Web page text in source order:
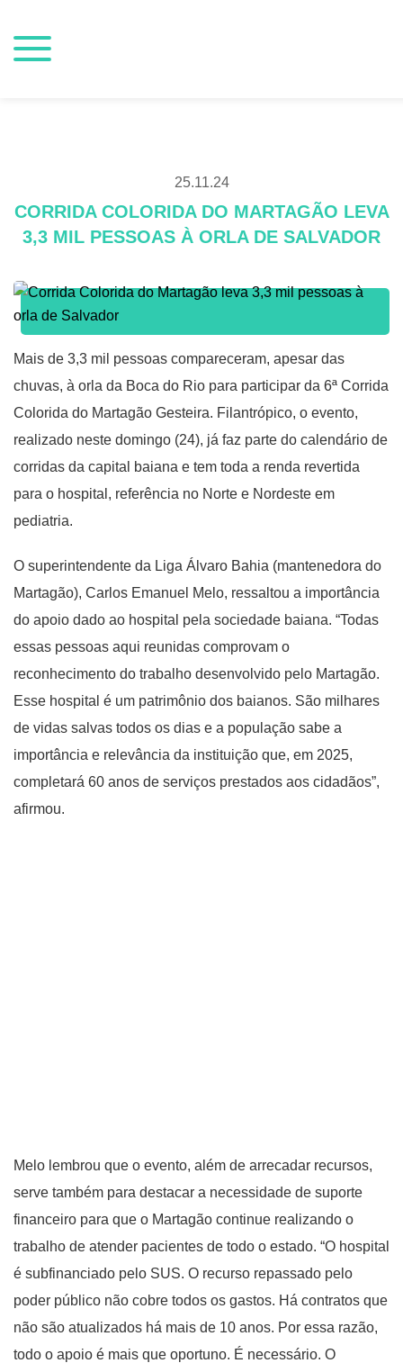
25.11.24
CORRIDA COLORIDA DO MARTAGÃO LEVA
3,3 MIL PESSOAS À ORLA DE SALVADOR
Mais de 3,3 mil pessoas compareceram, apesar das
chuvas, à orla da Boca do Rio para participar da 6ª Corrida
Colorida do Martagão Gesteira. Filantrópico, o evento,
realizado neste domingo (24), já faz parte do calendário de
corridas da capital baiana e tem toda a renda revertida
para o hospital, referência no Norte e Nordeste em
pediatria.
O superintendente da Liga Álvaro Bahia (mantenedora do
Martagão), Carlos Emanuel Melo, ressaltou a importância
do apoio dado ao hospital pela sociedade baiana. “Todas
essas pessoas aqui reunidas comprovam o
reconhecimento do trabalho desenvolvido pelo Martagão.
Esse hospital é um patrimônio dos baianos. São milhares
de vidas salvas todos os dias e a população sabe a
importância e relevância da instituição que, em 2025,
completará 60 anos de serviços prestados aos cidadãos”,
afirmou.
Melo lembrou que o evento, além de arrecadar recursos,
serve também para destacar a necessidade de suporte
financeiro para que o Martagão continue realizando o
trabalho de atender pacientes de todo o estado. “O hospital
é subfinanciado pelo SUS. O recurso repassado pelo
poder público não cobre todos os gastos. Há contratos que
não são atualizados há mais de 10 anos. Por essa razão,
todo o apoio é mais que oportuno. É necessário. O